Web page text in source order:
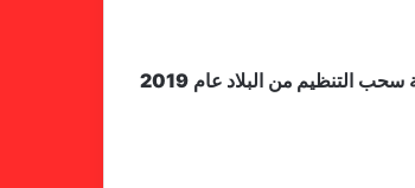
ورغم إصرار وزير الرياضة الكاميروني على أن الملعب سيكون جاهزا يوم 9 يناير، إلا أن الشواهد السابقة تؤكد إمكانية عدم حدوث ذلك، خاصة سحب التنظيم من البلاد عام 2019